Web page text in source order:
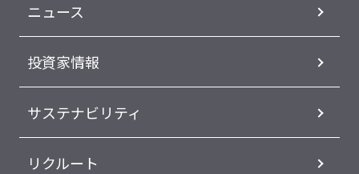
ニュース
投資家情報
サステナビリティ
リクルート